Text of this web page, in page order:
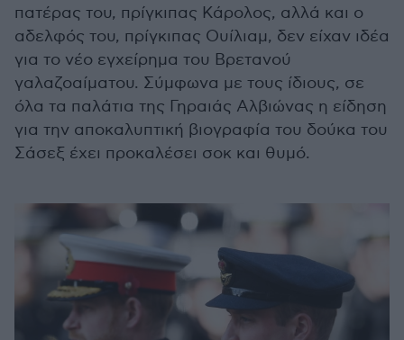
πατέρας του, πρίγκιπας Κάρολος, αλλά και ο
αδελφός του, πρίγκιπας Ουίλιαμ, δεν είχαν ιδέα
για το νέο εγχείρημα του Βρετανού
γαλαζοαίματου. Σύμφωνα με τους ίδιους, σε
όλα τα παλάτια της Γηραιάς Αλβιώνας η είδηση
για την αποκαλυπτική βιογραφία του δούκα του
Σάσεξ έχει προκαλέσει σοκ και θυμό.